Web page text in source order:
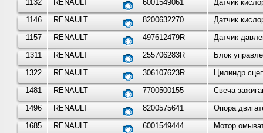
1132
RENAULT 6001549061
Датчик
1146
RENAULT 8200632270
Датчик
1157
RENAULT 497612479R
Датчик
1311
RENAULT 255706283R
Блок
1322
RENAULT 306107623R
Цилиндр
1481
RENAULT 7700500155
Свеча
1496
RENAULT 8200575641
Опора
1685
RENAULT 6001549444
Мотор